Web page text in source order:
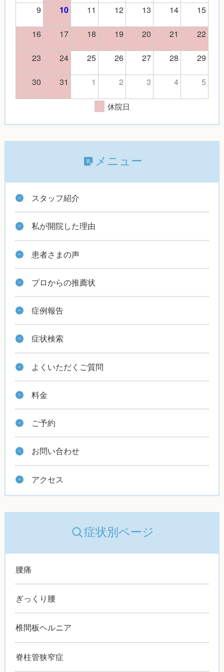
9 10 11 12 13 14
15
16
17 18 19 20 21
22
23
24 25 26 27 28
29
30
31 1 2 3 4 5
休院日
メニュー
スタッフ紹介
私が開院した理由
患者さまの声
プロからの推薦状
症例報告
症状検索
よくいただくご質問
料金
ご予約
お問い合わせ
アクセス
症状別ページ
腰痛
ぎっくり腰
椎間板ヘルニア
脊柱管狭窄症